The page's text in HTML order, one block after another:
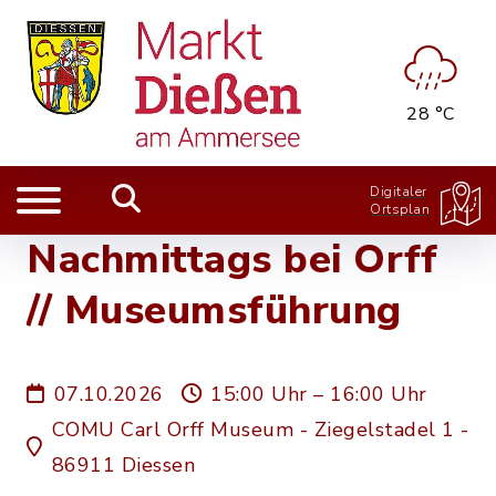
28 °C
Digitaler
Ortsplan
Nachmittags bei Orff
// Museumsführung
07.10.2026
15:00 Uhr – 16:00 Uhr
COMU Carl Orff Museum - Ziegelstadel 1 -
86911 Diessen